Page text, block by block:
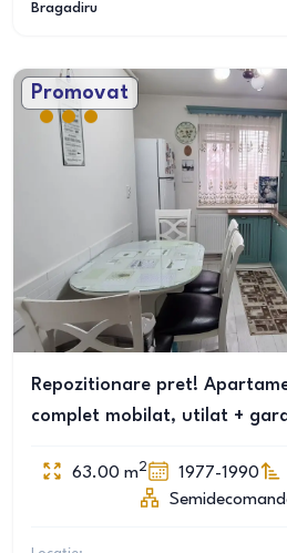
Bragadiru
Promovat
Repozitionare pret!
complet mobilat, utilat +
63.00 m2 1977-1990